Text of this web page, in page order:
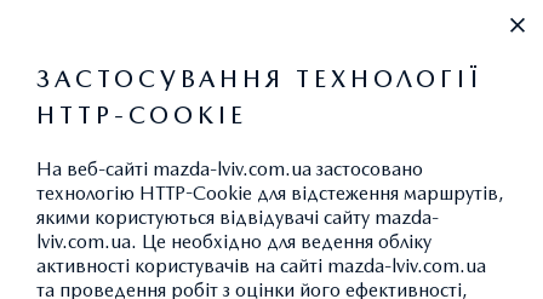
ВИКИДИ CO2
АКСЕСУАРИ MAZDA CX-30:
ЗАСТОСУВАННЯ ТЕХНОЛОГІЇ
HTTP-COOKIE
На веб-сайті mazda-lviv.com.ua застосовано
технологію HTTP-Cookie для відстеження маршрутів,
якими користуються відвідувачі сайту mazda-
lviv.com.ua. Це необхідно для ведення обліку
активності користувачів на сайті mazda-lviv.com.ua
та проведення робіт з оцінки його ефективності,